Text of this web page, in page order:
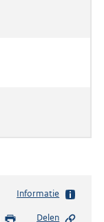
Informatie
Delen